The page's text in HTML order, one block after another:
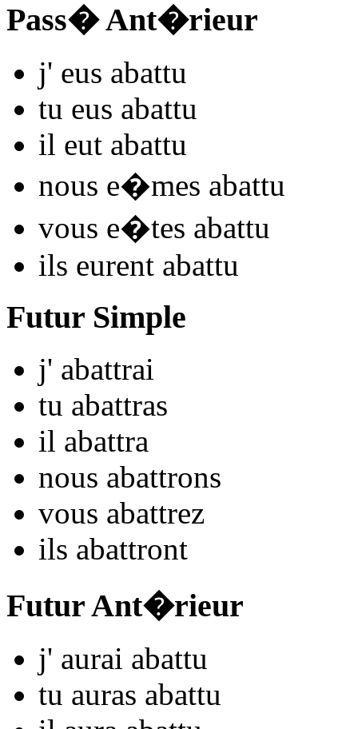
Pass� Ant�rieur
j' eus abattu
tu eus abattu
il eut abattu
nous e�mes abattu
vous e�tes abattu
ils eurent abattu
Futur Simple
j' abattrai
tu abattras
il abattra
nous abattrons
vous abattrez
ils abattront
Futur Ant�rieur
j' aurai abattu
tu auras abattu